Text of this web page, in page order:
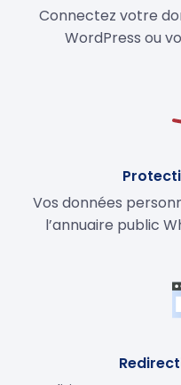
Connectez votre
WordPress ou
Vos données
l’annuaire public